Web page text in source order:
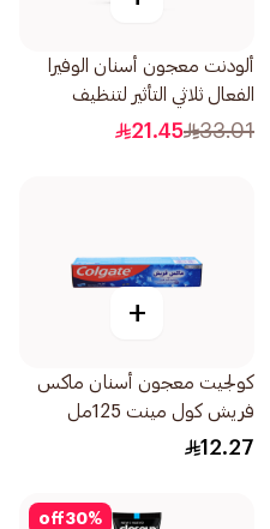
ألودنت معجون أسنان الوفيرا
الفعال ثلاثي التأثير لتنظيف
وحماية الفم 100مل
33.01
21.45
+
كولجيت معجون أسنان ماكس
فريش كول مينت 125مل
12.27
30%
off